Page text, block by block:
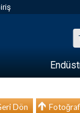
Dön